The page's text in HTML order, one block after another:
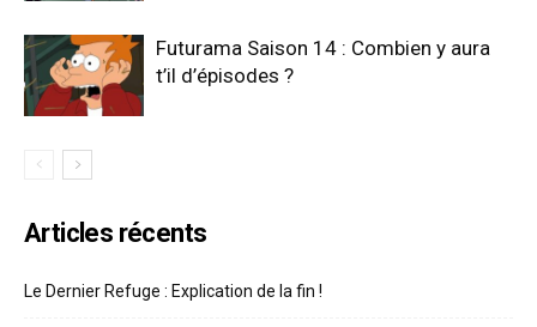
Futurama Saison 14 : Combien y aura
t’il d’épisodes ?
Articles récents
Le Dernier Refuge : Explication de la fin !